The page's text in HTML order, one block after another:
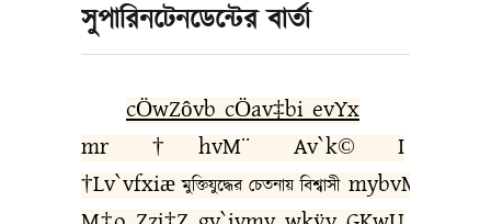
সুপারিনটেনডেন্টের বার্তা
cÖwZôvb cÖav‡bi evYx
mr †hvM¨ Av`k© I
†Lv`vfxiæ মুক্তিযুদ্ধের চেতনায় বিশ্বাসীmybvMwiK